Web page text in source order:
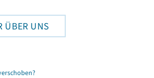
ÜBER UNS